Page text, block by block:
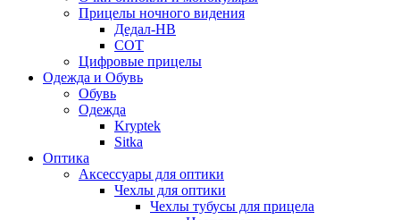
Прицелы ночного видения
Дедал-НВ
СОТ
Цифровые прицелы
Одежда и Обувь
Обувь
Одежда
Kryptek
Sitka
Оптика
Аксессуары для оптики
Чехлы для оптики
Чехлы тубусы для прицела